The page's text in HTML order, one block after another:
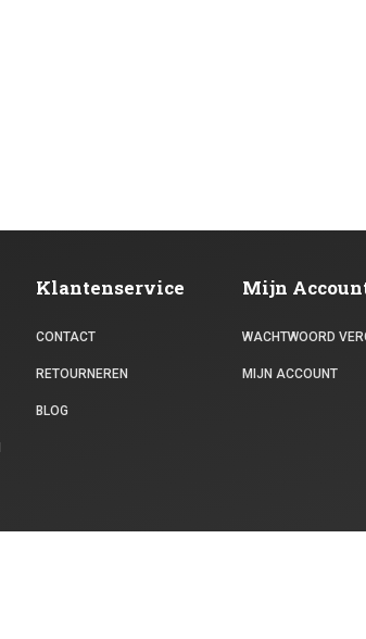
Klantenservice
CONTACT
RETOURNEREN
BLOG
Mijn
WACHTWOORD
MIJN ACCOUNT